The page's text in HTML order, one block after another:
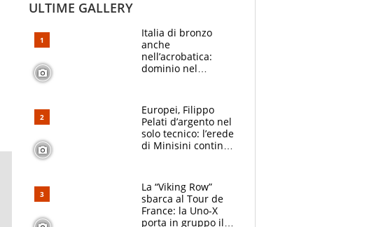
ULTIME GALLERY
Italia di bronzo
anche
nell’acrobatica:
dominio nel
e compagni
continuare
Europei, Filippo
Pelati d’argento nel
solo tecnico: l’erede
di Minisini continua
mirino
La “Viking Row”
sbarca al Tour de
France: la Uno-X
porta in gruppo il